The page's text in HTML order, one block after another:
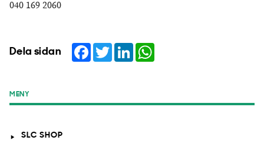
040 169 2060
Dela sidan Facebook
TwitterLinkedIn
MENY
SLC SHOP